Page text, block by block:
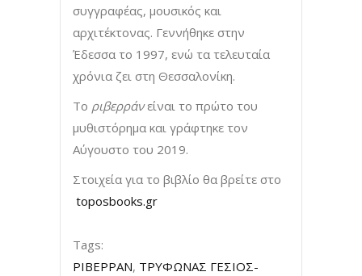
συγγραφέας, µουσικός και
αρχιτέκτονας. Γεννήθηκε στην
Έδεσσα το 1997, ενώ τα τελευταία
χρόνια ζει στη Θεσσαλονίκη.
Το ριβερράνείναι το πρώτο του
µυθιστόρηµα και γράφτηκε τον
Αύγουστο του 2019.
Στοιχεία για το βιβλίο θα βρείτε στο
toposbooks.gr
Tags:
ΡΙΒΕΡΡΑΝ, ΤΡΥΦΩΝΑΣ ΓΕΣΙΟΣ-